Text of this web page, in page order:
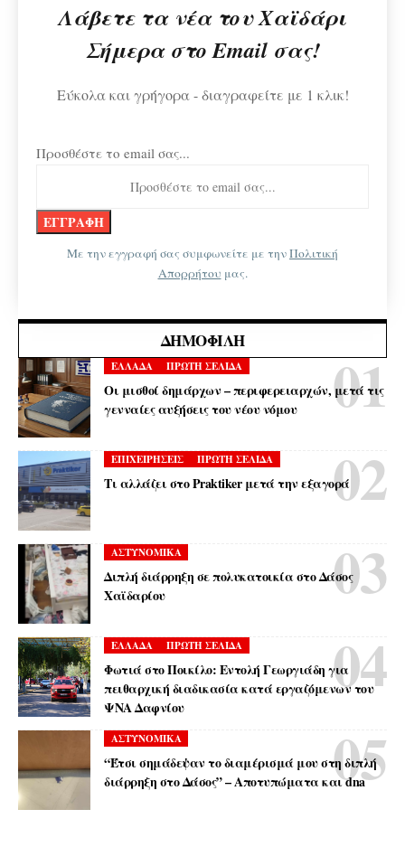
Λάβετε τα νέα του Χαϊδάρι
Σήμερα στο Email σας!
Εύκολα και γρήγορα - διαγραφείτε με 1 κλικ!
Προσθέστε το email σας...
Με την εγγραφή σας συμφωνείτε με τηνΠολιτική
Απορρήτου μας.
ΔΗΜΟΦΙΛΉ
ΕΛΛΑΔΑ ΠΡΩΤΗ ΣΕΛΙΔΑ
Οι μισθοί δημάρχων – περιφερειαρχών, μετά τις
γενναίες αυξήσεις του νέου νόμου
ΕΠΙΧΕΙΡΗΣΕΙΣ ΠΡΩΤΗ ΣΕΛΙΔΑ
Τι αλλάζει στο Praktiker μετά την εξαγορά
ΑΣΤΥΝΟΜΙΚΑ
Διπλή διάρρηξη σε πολυκατοικία στο Δάσος
Χαϊδαρίου
ΕΛΛΑΔΑ ΠΡΩΤΗ ΣΕΛΙΔΑ
Φωτιά στο Ποικίλο: Εντολή Γεωργιάδη για
πειθαρχική διαδικασία κατά εργαζόμενων του
ΨΝΑ Δαφνίου
ΑΣΤΥΝΟΜΙΚΑ
“Έτσι σημάδεψαν το διαμέρισμά μου στη διπλή
διάρρηξη στο Δάσος” – Αποτυπώματα και dna